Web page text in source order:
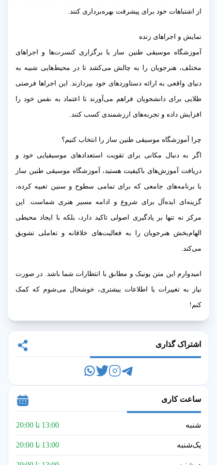
از اشتباهات خود برای پیشرفت بهره‌برداری کنند.
نمایش و اجراهای زنده
آموزشگاه موسیقی طنین ساز با برگزاری کنسرت‌ها و اجراهای
مختلف، هنرجویان را به چالش می‌کشد تا در محیط‌هایی شبیه به
دنیای واقعی به ارائه دستاوردهای خود بپردازند. این اجراها فرصتی
طلایی برای دانشجویان فراهم می‌آورند تا اعتماد به نفس خود را
افزایش داده و تجربه‌های ارزشمندی کسب کنند.
چرا آموزشگاه موسیقی طنین ساز را انتخاب کنیم؟
اگر به دنبال مکانی برای تقویت استعدادهای موسیقیایی خود و
دریافت آموزش‌های باکیفیت هستید، آموزشگاه موسیقی طنین ساز
با برنامه‌های جامعی که برای تمامی سطوح و سنین تعبیه کرده،
گزینه‌ای ایده‌آل برای شروع و ادامه مسیر هنری شماست. این
مرکز نه تنها بر یادگیری اصولی تاکید دارد، بلکه با ایجاد محیطی
الهام‌بخش هنرجویان را به فعالیت‌های خلاقانه و تعاملی تشویق
می‌کند.
امیدوارم این متن یونیک و مطابق با انتظارات شما باشد. در صورت
نیاز به تغییرات یا اطلاعات بیشتری، خوشحال می‌شوم که کمک
کنم!
اشتراک گذاری
ساعت کاری
شنبه 13:00 تا 20:00
یک‌شنبه 13:00 تا 20:00